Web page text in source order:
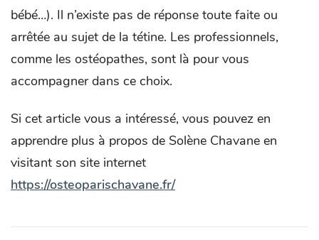
bébé…). Il n’existe pas de réponse toute faite ou
arrêtée au sujet de la tétine. Les professionnels,
comme les ostéopathes, sont là pour vous
accompagner dans ce choix.
Si cet article vous a intéressé, vous pouvez en
apprendre plus à propos de Solène Chavane en
visitant son site internet
https://osteoparischavane.fr/